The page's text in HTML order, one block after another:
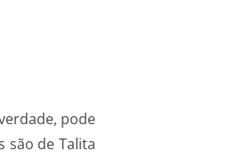
pode
são de Talita